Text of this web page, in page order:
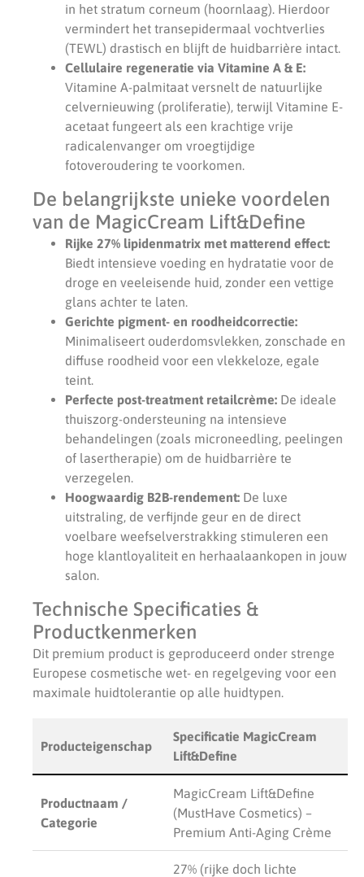
in het stratum corneum (hoornlaag). Hierdoor
vermindert het transepidermaal vochtverlies
(TEWL) drastisch en blijft de huidbarrière intact.
Cellulaire regeneratie via Vitamine A & E:
Vitamine A-palmitaat versnelt de natuurlijke
celvernieuwing (proliferatie), terwijl Vitamine E-
acetaat fungeert als een krachtige vrije
radicalenvanger om vroegtijdige
fotoveroudering te voorkomen.
De belangrijkste unieke voordelen
van de MagicCream Lift&Define
Rijke 27% lipidenmatrix met matterend effect:
Biedt intensieve voeding en hydratatie voor de
droge en veeleisende huid, zonder een vettige
glans achter te laten.
Gerichte pigment- en roodheidcorrectie:
Minimaliseert ouderdomsvlekken, zonschade en
diffuse roodheid voor een vlekkeloze, egale
teint.
Perfecte post-treatment retailcrème: De ideale
thuiszorg-ondersteuning na intensieve
behandelingen (zoals microneedling, peelingen
of lasertherapie) om de huidbarrière te
verzegelen.
Hoogwaardig B2B-rendement: De luxe
uitstraling, de verfijnde geur en de direct
voelbare weefselverstrakking stimuleren een
hoge klantloyaliteit en herhaalaankopen in jouw
salon.
Technische Specificaties &
Productkenmerken
Dit premium product is geproduceerd onder strenge
Europese cosmetische wet- en regelgeving voor een
maximale huidtolerantie op alle huidtypen.
Producteigenschap
Specificatie MagicCream
Lift&Define
Productnaam /
Categorie
MagicCream Lift&Define
(MustHave Cosmetics) –
Premium Anti-Aging Crème
27% (rijke doch lichte